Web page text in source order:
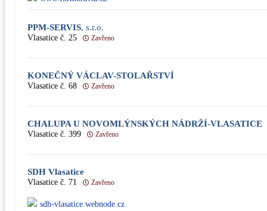
PPM-SERVIS, s.r.o.
Vlasatice č. 25 Zavřeno
KONEČNÝ VÁCLAV-STOLAŘSTVÍ
Vlasatice č. 68 Zavřeno
CHALUPA U NOVOMLÝNSKÝCH NÁDRŽÍ-VLASATICE
Vlasatice č. 399 Zavřeno
SDH Vlasatice
Vlasatice č. 71 Zavřeno
sdh-vlasatice.webnode.cz